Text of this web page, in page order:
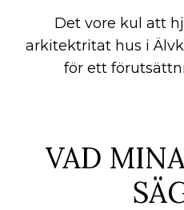
Det vore kul att
arkitektritat hus i
för ett
VAD